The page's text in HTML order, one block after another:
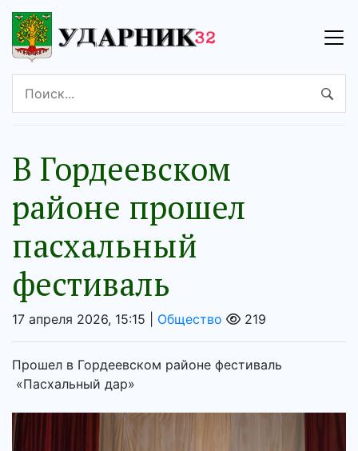
В Гордеевском
районе прошел
пасхальный
фестиваль
17 апреля 2026, 15:15 | Общество 219
Прошел в Гордеевском районе фестиваль
«Пасхальный дар»